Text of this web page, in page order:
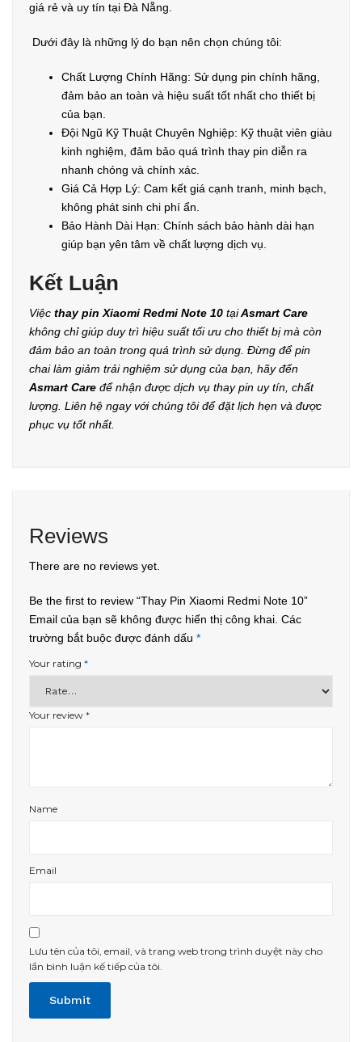
giá rẻ và uy tín tại Đà Nẵng.
Dưới đây là những lý do bạn nên chọn chúng tôi:
Chất Lượng Chính Hãng: Sử dụng pin chính hãng,
đảm bảo an toàn và hiệu suất tốt nhất cho thiết bị
của bạn.
Đội Ngũ Kỹ Thuật Chuyên Nghiệp: Kỹ thuật viên giàu
kinh nghiệm, đảm bảo quá trình thay pin diễn ra
nhanh chóng và chính xác.
Giá Cả Hợp Lý: Cam kết giá cạnh tranh, minh bạch,
không phát sinh chi phí ẩn.
Bảo Hành Dài Hạn: Chính sách bảo hành dài hạn
giúp bạn yên tâm về chất lượng dịch vụ.
Kết Luận
Việc thay pin Xiaomi Redmi Note 10 tạiAsmart Care
không chỉ giúp duy trì hiệu suất tối ưu cho thiết bị mà còn
đảm bảo an toàn trong quá trình sử dụng. Đừng để pin
chai làm giảm trải nghiệm sử dụng của bạn, hãy đến
Asmart Care để nhận được dịch vụ thay pin uy tín, chất
lượng. Liên hệ ngay với chúng tôi để đặt lịch hẹn và được
phục vụ tốt nhất.
Reviews
There are no reviews yet.
Be the first to review “Thay Pin Xiaomi Redmi Note 10”
Email của bạn sẽ không được hiển thị công khai. Các
trường bắt buộc được đánh dấu *
Your rating *
Your review *
Name
Email
Lưu tên của tôi, email, và trang web trong trình duyệt này cho
lần bình luận kế tiếp của tôi.